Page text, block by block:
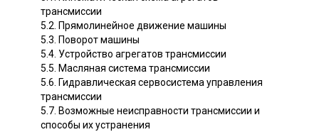
трансмиссии
5.2. Прямолинейное движение машины
5.3. Поворот машины
5.4. Устройство агрегатов трансмиссии
5.5. Масляная система трансмиссии
5.6. Гидравлическая сервосистема управления
трансмиссии
5.7. Возможные неисправности трансмиссии и
способы их устранения